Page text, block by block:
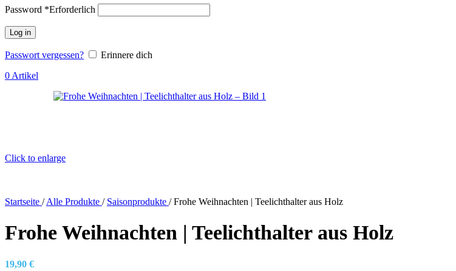
Password *Erforderlich
Log in
Passwort vergessen?
Erinnere dich
0 Artikel
Click to enlarge
Startseite / Alle Produkte / Saisonprodukte / Frohe Weihnachten | Teelichthalter aus Holz
Frohe Weihnachten | Teelichthalter aus Holz
19,90 €